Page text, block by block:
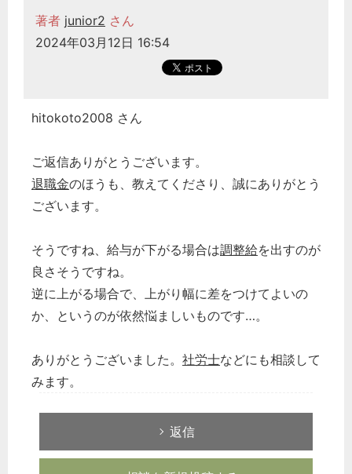
著者 junior2 さん
2024年03月12日 16:54
hitokoto2008 さん
ご返信ありがとうございます。
退職金のほうも、教えてくださり、誠にありがとう
ございます。
そうですね、給与が下がる場合は調整給を出すのが
良さそうですね。
逆に上がる場合で、上がり幅に差をつけてよいの
か、というのが依然悩ましいものです…。
ありがとうございました。 社労士などにも相談して
みます。
返信